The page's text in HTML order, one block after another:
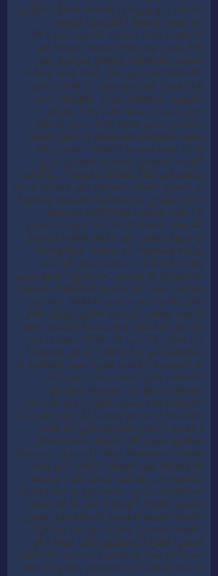
الشباب ( توعوي)في أهدافه فضاؤه النوادي؛
أما مسرح الهواة ( تثقيفي) فضاؤه
الجمعيات طبقا للظهير الشريف رقم 1-58-
376 بتاريخ نونبر 1958 يضبط بموجبه حق
تأسيس الجمعيات؛ والمعزز بمرسوم رقم
969.04.2.صادر في يناير .2005 ولقد وضعْـت
هذا قصدا للتذكيرولتبيان: أن هنالك قانون
تنظيمي للجمعيات. ولكن المؤسف ؛ نحن
أمام تصريحات تخلط هذا بهذا وبكلام
متناقض ينفى بعضه بعضاً, بحيث أحدهم
يشير: المهرجان هو بمثابة رد اعتبار لتجربة
رائدة عرفت بمسرح الهواة”، معتبراً إياها
“الوجه الحقيقي للمسرح المغربي الذي
ساهم في إنتاج كفاءات معروفة”…. وأضاف
أن “مسرح الشباب استطاع خلق دينامية كبيرة
داخل النوادي عبر إقصائيات إقليمية وجهوية
(7) طيب؛ فصاحب هذا الكلام لم يحضر
للعـروض المشاركة( تحْـديدا ) وإن كنا نفتري
أو بدورنا نمارس لغو الكلام هاهنا؛ فليقدم
برهانه وشهوده أنه شاهَـدا عرضا واحدا؟
وهاته إشكالية ؟ تنضاف إليها أن أغلب
الفنانين أو ما يسمى “مسرحيين” المتواجدين
بالرباط / سلا . لم يحضروا للتظاهرة؛ باستثناء
بعض الأفـراد من خريجي المعهد ، فحتى
تلامذة معهد التنشيط الفني لاوجود لهم
من أجل الاحتكاك والاستفادة الركحية ؛ مما
يثار سؤال إلحاحي: هل هنالك تموقف من
التظاهرة في حـد ذاتها ؟ أم من صاحبها ؟
أم النرجسية اللافنية هي السبب المباشر؟ أم
اللامبالاة التي أمست سائدة في أغلب
المجالات؛ دافع من الدوافع؟ ومن خلال
اللامبالاة ضاع مسرح الهواة ؛ ولم يعُـد أحد
يطالب به أو يدافع بعودته لأن الانجراف وراء
( الدعـم ) أعمى البصيرة؛ حتى أننا كتبنا
مواضيع نموذج (8) تحفيزية لأعادته وخلق
نقاشات مستفيضة حوله؛ لكن بدون استجابة؟
فاللامبالاة هي العملة الرائجة ؛ إذن كيف
لتظاهرة من دواخلها تحمل خللا , وعليها
استفهامات كبرى؛ ستستطيع رد اعتبار لتجربة
لمسرح الهواة ؟ وربما لا علم له أنه سعت
الهيئة العربية للمسرح السطـو على مسرح
الهواة المغربي؛ وأنجزت دورتين( مراكش/
آسفي) فهل المشاركون كانوا هواة ؟ أم
شبابا؟ أم شبة محترفين ؟ لن نجيب لأننا كتبنا
ما فيه الكفاية عن الموضوع نموذج (9) مما